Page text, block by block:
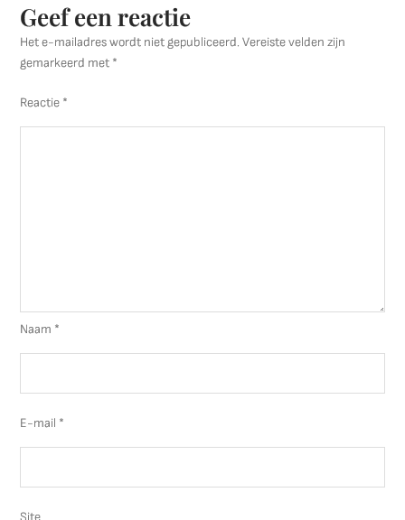
Geef een reactie
Het e-mailadres wordt niet gepubliceerd. Vereiste velden zijn
gemarkeerd met *
Reactie *
Naam *
E-mail *
Site